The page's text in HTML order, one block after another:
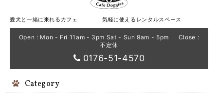
愛犬と一緒に来れるカフェ 気軽に使えるレンタルスペース
Open : Mon - Fri 11am - 3pm Sat - Sun 9am - 5pm Close :
不定休
0176-51-4570
Category